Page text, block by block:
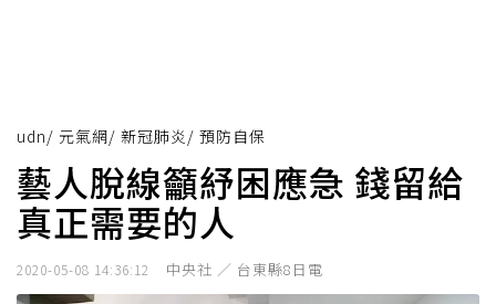
udn/ 元氣網/ 新冠肺炎 / 預防自保
藝人脫線籲紓困應急 錢留給
真正需要的人
2020-05-08 14:36:12 中央社 ／ 台東縣8日電